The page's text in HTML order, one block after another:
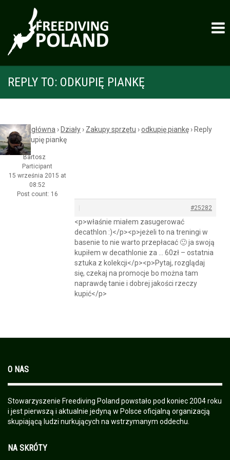
REPLY TO: ODKUPIĘ PIANKĘ
Strona główna › Działy › Zakupy sprzętu ›odkupię piankę › Reply
To: odkupię piankę
Bartosz
Participant
15 września 2015 at
08:52
Post count: 16
#25282
<p>właśnie miałem zasugerować
decathlon :)</p><p>jeżeli to na treningi w
basenie to nie warto przepłacać 🙂 ja swoją
kupiłem w decathlonie za … 60zł – ostatnia
sztuka z kolekcji</p><p>Pytaj, rozglądaj
się, czekaj na promocje bo można tam
naprawdę tanie i dobrej jakości rzeczy
kupić</p>
O NAS
Stowarzyszenie Freediving Poland powstało pod koniec 2004 roku
i jest pierwszą i aktualnie jedyną w Polsce oficjalną organizacją
skupiającą ludzi nurkujących na wstrzymanym oddechu.
NA SKRÓTY